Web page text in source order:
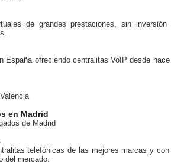
de grandes prestaciones, sin
España ofreciendo centralitas VoIP desde
en Madrid
de Madrid
telefónicas de las mejores marcas y con
del mercado.